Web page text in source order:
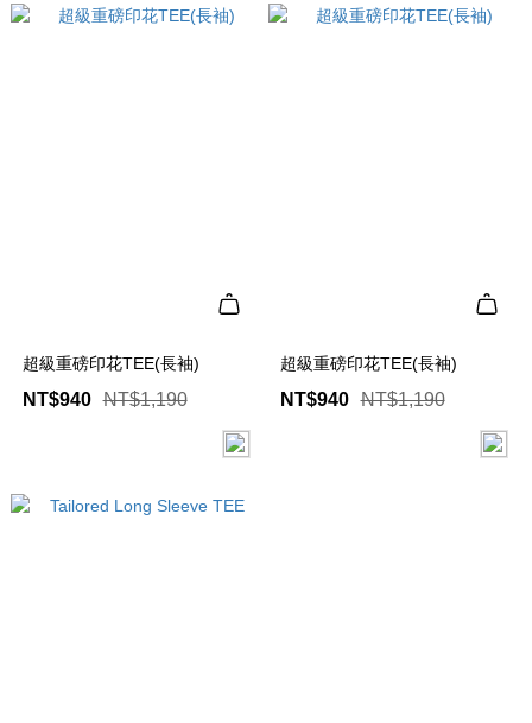
超級重磅印花TEE(長袖)
NT$940 NT$1,190
超級重磅印花TEE(長袖)
NT$940 NT$1,190